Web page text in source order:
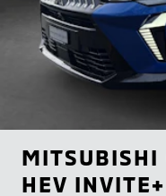
MITSUBISHI
HEV INVITE+